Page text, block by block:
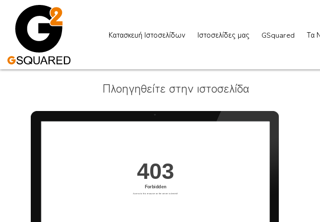
Κατασκευή Ιστοσελίδων Ιστοσελίδες μας GSquared Τα
Πλοηγηθείτε στην ιστοσελίδα